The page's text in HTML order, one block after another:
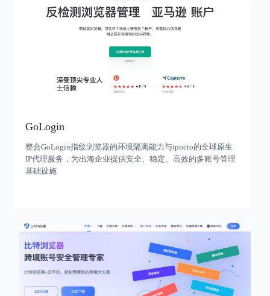
GoLogin
整合GoLogin指纹浏览器的环境隔离能力与ipocto的全球原生
IP代理服务，为出海企业提供安全、稳定、高效的多账号管理
基础设施